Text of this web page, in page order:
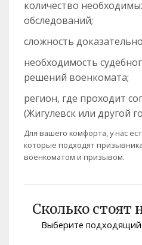
количество
обследований;
сложность
необходимость
решений военкомата;
регион, где проходит
(Жигулевск или другой
Для вашего комфорта, у нас
которые подходят
военкоматом и призывом.
Сколько стоят
Выберите подходящий